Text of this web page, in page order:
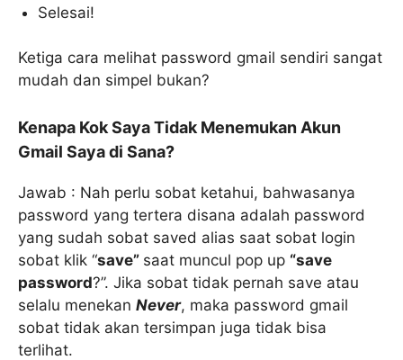
Selesai!
Ketiga cara melihat password gmail sendiri sangat
mudah dan simpel bukan?
Kenapa Kok Saya Tidak Menemukan Akun
Gmail Saya di Sana?
Jawab : Nah perlu sobat ketahui, bahwasanya
password yang tertera disana adalah password
yang sudah sobat saved alias saat sobat login
sobat klik “save” saat muncul pop up “save
password?”. Jika sobat tidak pernah save atau
selalu menekan Never, maka password gmail
sobat tidak akan tersimpan juga tidak bisa
terlihat.